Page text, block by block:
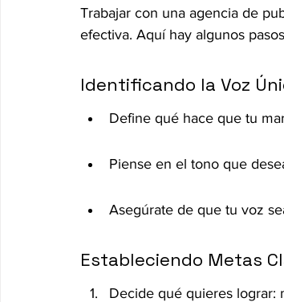
Trabajar con una agencia de
efectiva. Aquí hay algunos
Identificando la Voz
Define qué hace que tu
Piense en el tono que
Asegúrate de que tu voz
Estableciendo Metas
Decide qué quieres lograr: